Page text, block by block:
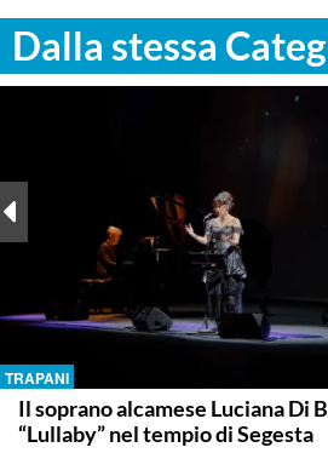
Dalla stessa
TRAPANI
Il soprano alcamese Luciana Di
“Lullaby” nel tempio di Segesta